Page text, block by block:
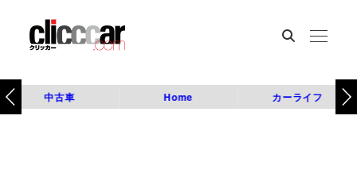
中古車 Home カーライフ